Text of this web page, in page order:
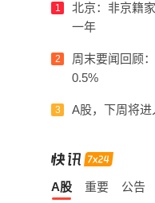
1
北京：非京籍
一年
2
周末要闻回顾
0.5%
3 A股，下周将进
A股 重要 公告